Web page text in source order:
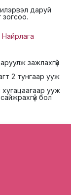
даруй
Найрлага
зажлахгүй
2 тунгаар ууж
ууж
бол